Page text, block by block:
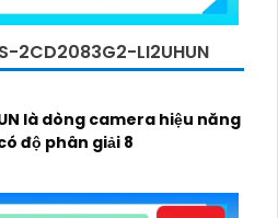
2CD2083G2-LI2UHUN
là dòng camera hiệu năng
độ phân giải 8